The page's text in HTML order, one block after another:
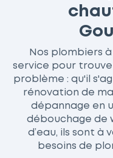
Nos plombiers
service pour
problème : qu'il
rénovation de
dépannage en
débouchage de
d’eau, ils sont à
besoins de